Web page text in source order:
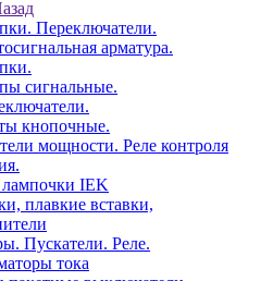
Переключатели.
арматура.
сигнальные.
кнопочные.
мощности. Реле контроля
IEK
плавкие вставки,
Пускатели. Реле.
тока